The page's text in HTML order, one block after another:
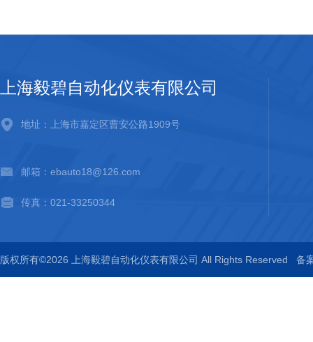
上海毅碧自动化仪表有限公司
地址：上海市嘉定区曹安公路1909号
邮箱：ebauto18@126.com
传真：021-33250344
版权所有©2026 上海毅碧自动化仪表有限公司 All Rights Reserved 备